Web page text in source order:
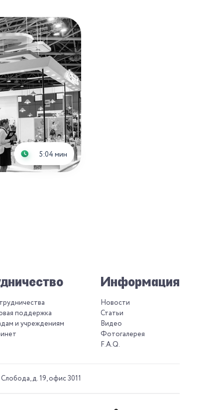
5:04 мин
поддержка
и учреждениям
Информация
Новости
Статьи
Видео
Фотогалерея
F.A.Q.
д. 19, офис 3011